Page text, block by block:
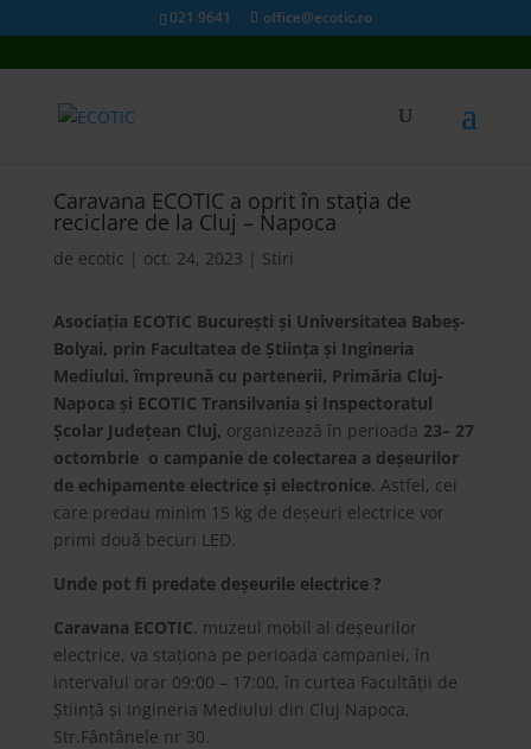
021 9641 office@ecotic.ro
Caravana ECOTIC a oprit în stația de
reciclare de la Cluj – Napoca
de ecotic | oct. 24, 2023 | Stiri
Asociația ECOTIC București și Universitatea Babeș-
Bolyai, prin Facultatea de Știința și Ingineria
Mediului, împreună cu partenerii, Primăria Cluj-
Napoca și ECOTIC Transilvania și Inspectoratul
Școlar Județean Cluj, organizează în perioada 23– 27
octombrie o campanie de colectarea a deșeurilor
de echipamente electrice și electronice. Astfel, cei
care predau minim 15 kg de deșeuri electrice vor
primi două becuri LED.
Unde pot fi predate deșeurile electrice ?
Caravana ECOTIC, muzeul mobil al deșeurilor
electrice, va staționa pe perioada campaniei, în
intervalul orar 09:00 – 17:00, în curtea Facultății de
Știință și Ingineria Mediului din Cluj Napoca,
Str.Fântânele nr 30.